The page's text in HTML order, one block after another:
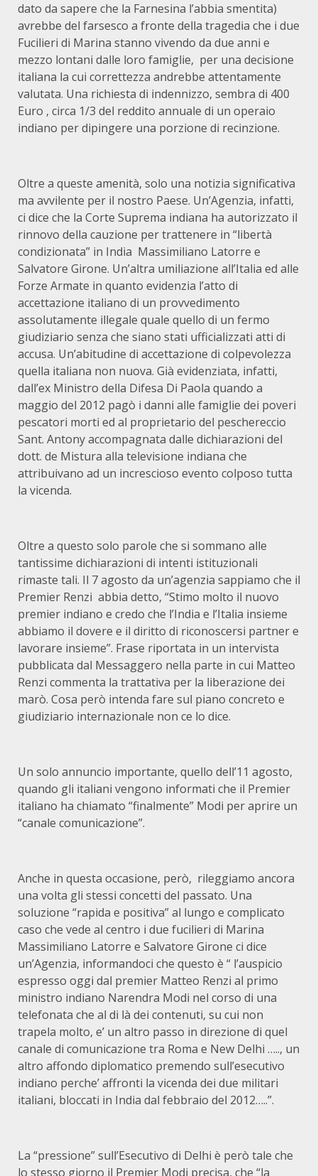
dato da sapere che la Farnesina l’abbia smentita)
avrebbe del farsesco a fronte della tragedia che i due
Fucilieri di Marina stanno vivendo da due anni e
mezzo lontani dalle loro famiglie, per una decisione
italiana la cui correttezza andrebbe attentamente
valutata. Una richiesta di indennizzo, sembra di 400
Euro , circa 1/3 del reddito annuale di un operaio
indiano per dipingere una porzione di recinzione.
Oltre a queste amenità, solo una notizia significativa
ma avvilente per il nostro Paese. Un’Agenzia, infatti,
ci dice che la Corte Suprema indiana ha autorizzato il
rinnovo della cauzione per trattenere in “libertà
condizionata” in India Massimiliano Latorre e
Salvatore Girone. Un’altra umiliazione all’Italia ed alle
Forze Armate in quanto evidenzia l’atto di
accettazione italiano di un provvedimento
assolutamente illegale quale quello di un fermo
giudiziario senza che siano stati ufficializzati atti di
accusa. Un’abitudine di accettazione di colpevolezza
quella italiana non nuova. Già evidenziata, infatti,
dall’ex Ministro della Difesa Di Paola quando a
maggio del 2012 pagò i danni alle famiglie dei poveri
pescatori morti ed al proprietario del peschereccio
Sant. Antony accompagnata dalle dichiarazioni del
dott. de Mistura alla televisione indiana che
attribuivano ad un increscioso evento colposo tutta
la vicenda.
Oltre a questo solo parole che si sommano alle
tantissime dichiarazioni di intenti istituzionali
rimaste tali. Il 7 agosto da un’agenzia sappiamo che il
Premier Renzi abbia detto, “Stimo molto il nuovo
premier indiano e credo che l’India e l’Italia insieme
abbiamo il dovere e il diritto di riconoscersi partner e
lavorare insieme”. Frase riportata in un intervista
pubblicata dal Messaggero nella parte in cui Matteo
Renzi commenta la trattativa per la liberazione dei
marò. Cosa però intenda fare sul piano concreto e
giudiziario internazionale non ce lo dice.
Un solo annuncio importante, quello dell’11 agosto,
quando gli italiani vengono informati che il Premier
italiano ha chiamato “finalmente” Modi per aprire un
“canale comunicazione”.
Anche in questa occasione, però, rileggiamo ancora
una volta gli stessi concetti del passato. Una
soluzione “rapida e positiva” al lungo e complicato
caso che vede al centro i due fucilieri di Marina
Massimiliano Latorre e Salvatore Girone ci dice
un’Agenzia, informandoci che questo è “ l’auspicio
espresso oggi dal premier Matteo Renzi al primo
ministro indiano Narendra Modi nel corso di una
telefonata che al di là dei contenuti, su cui non
trapela molto, e’ un altro passo in direzione di quel
canale di comunicazione tra Roma e New Delhi ….., un
altro affondo diplomatico premendo sull’esecutivo
indiano perche’ affronti la vicenda dei due militari
italiani, bloccati in India dal febbraio del 2012…..”.
La “pressione” sull’Esecutivo di Delhi è però tale che
lo stesso giorno il Premier Modi precisa, che “la